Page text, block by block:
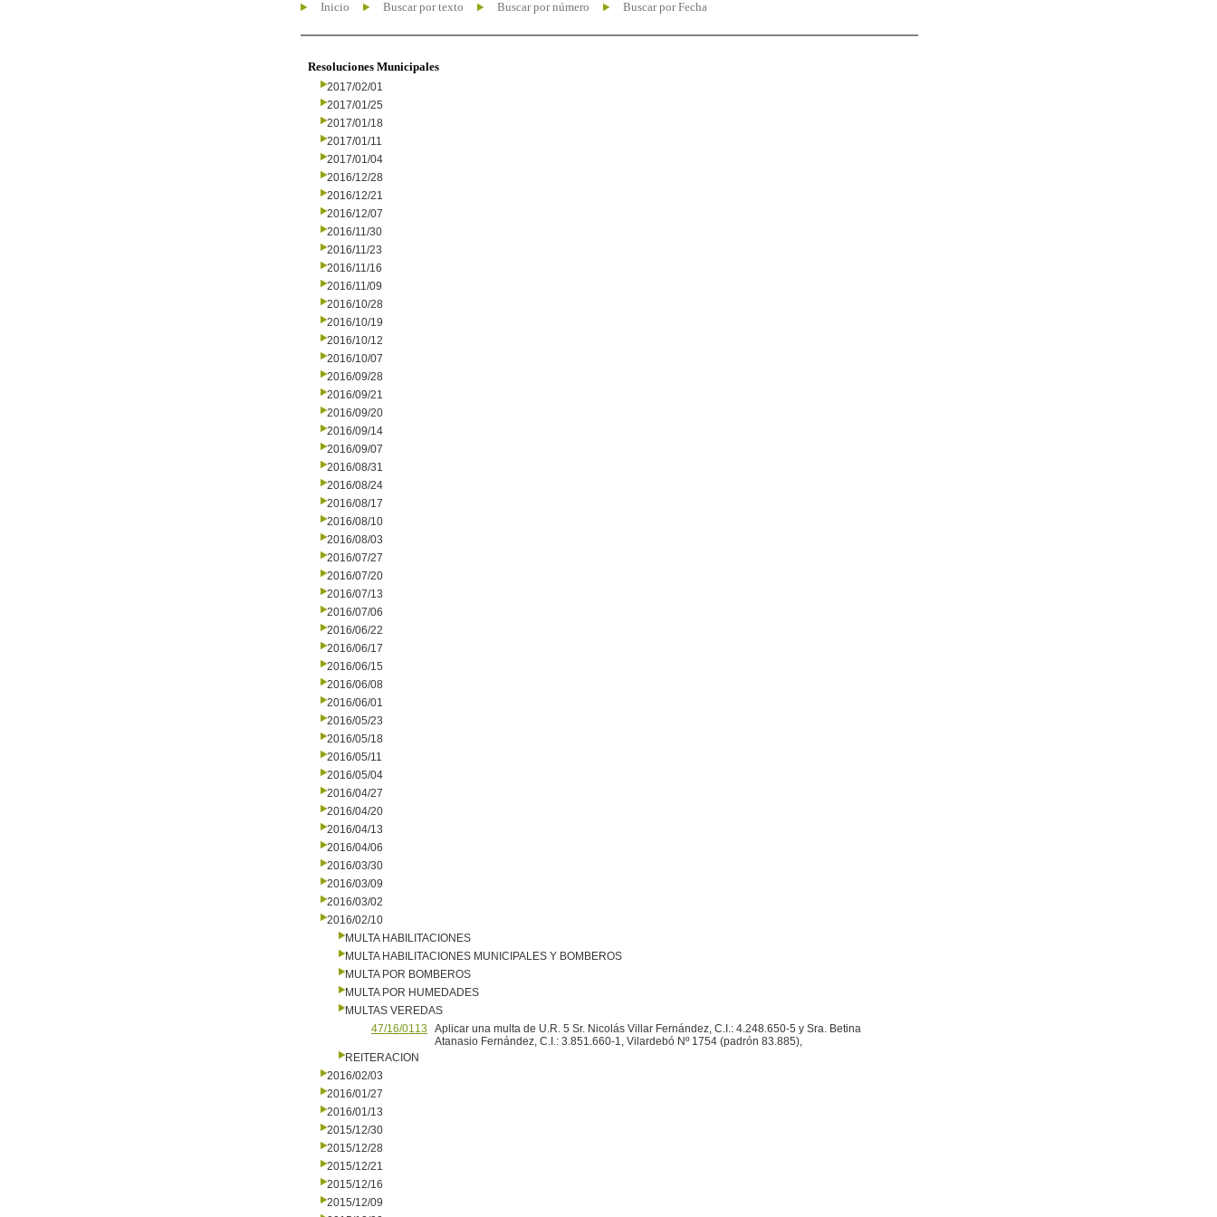
Inicio Buscar por texto Buscar por número Buscar por Fecha
Resoluciones Municipales
2017/02/01
2017/01/25
2017/01/18
2017/01/11
2017/01/04
2016/12/28
2016/12/21
2016/12/07
2016/11/30
2016/11/23
2016/11/16
2016/11/09
2016/10/28
2016/10/19
2016/10/12
2016/10/07
2016/09/28
2016/09/21
2016/09/20
2016/09/14
2016/09/07
2016/08/31
2016/08/24
2016/08/17
2016/08/10
2016/08/03
2016/07/27
2016/07/20
2016/07/13
2016/07/06
2016/06/22
2016/06/17
2016/06/15
2016/06/08
2016/06/01
2016/05/23
2016/05/18
2016/05/11
2016/05/04
2016/04/27
2016/04/20
2016/04/13
2016/04/06
2016/03/30
2016/03/09
2016/03/02
2016/02/10
MULTA HABILITACIONES
MULTA HABILITACIONES MUNICIPALES Y BOMBEROS
MULTA POR BOMBEROS
MULTA POR HUMEDADES
MULTAS VEREDAS
47/16/0113
Aplicar una multa de U.R. 5 Sr. Nicolás Villar Fernández, C.I.: 4.248.650-5 y Sra. Betina
Atanasio Fernández, C.I.: 3.851.660-1, Vilardebó Nº 1754 (padrón 83.885),
REITERACION
2016/02/03
2016/01/27
2016/01/13
2015/12/30
2015/12/28
2015/12/21
2015/12/16
2015/12/09